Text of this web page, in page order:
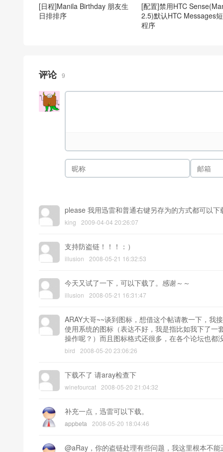
[日程]Manila Birthday 朋友生
日排排序
[配置]禁用HTC
2.5)默认HTC Messages
程序
评论 9
please 我用迅雷和普通右键另存为的方式都可以
king 2009-04-04 20:26:07
支持防盗链！！！：）
illusion 2008-05-21 16:32:53
今天又试了一下，可以下载了。感谢～～
illusion 2008-05-21 16:31:47
ARAY大哥~~谈到图标，想借这个帖请教一下，我
使用系统的图标（表达不好，我是指比如我下了
操作呢？）而且图标格式还很多，在各个论坛也
bird 2008-05-20 23:06:26
下载不了 请aray检查下
winefourcat 2008-05-20 21:04:32
补充一点，迅雷可以下载。
appbeta 2008-05-20 18:04:46
@aRay，你的盗链处理有些问题，我这里根本不